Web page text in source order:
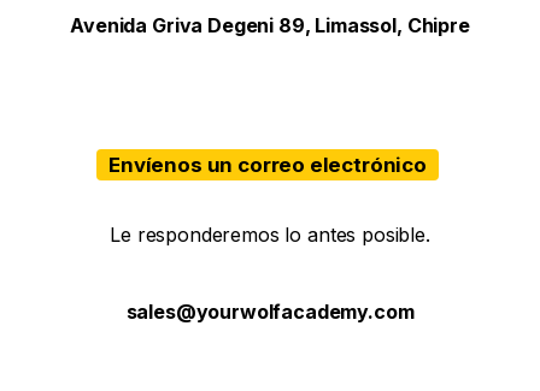
Avenida Griva Degeni 89, Limassol, Chipre
Envíenos un correo electrónico
Le responderemos lo antes posible.
sales@yourwolfacademy.com